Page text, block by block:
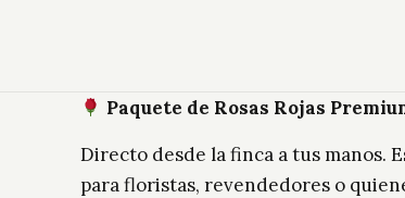
Paquete de Rosas Rojas
Directo desde la finca a tus manos.
para floristas, revendedores o